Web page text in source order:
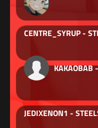
CENTRE_SYRUP -
KAKAOBAB
JEDIXENON1 -